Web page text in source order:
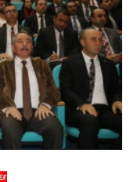
DESTEK